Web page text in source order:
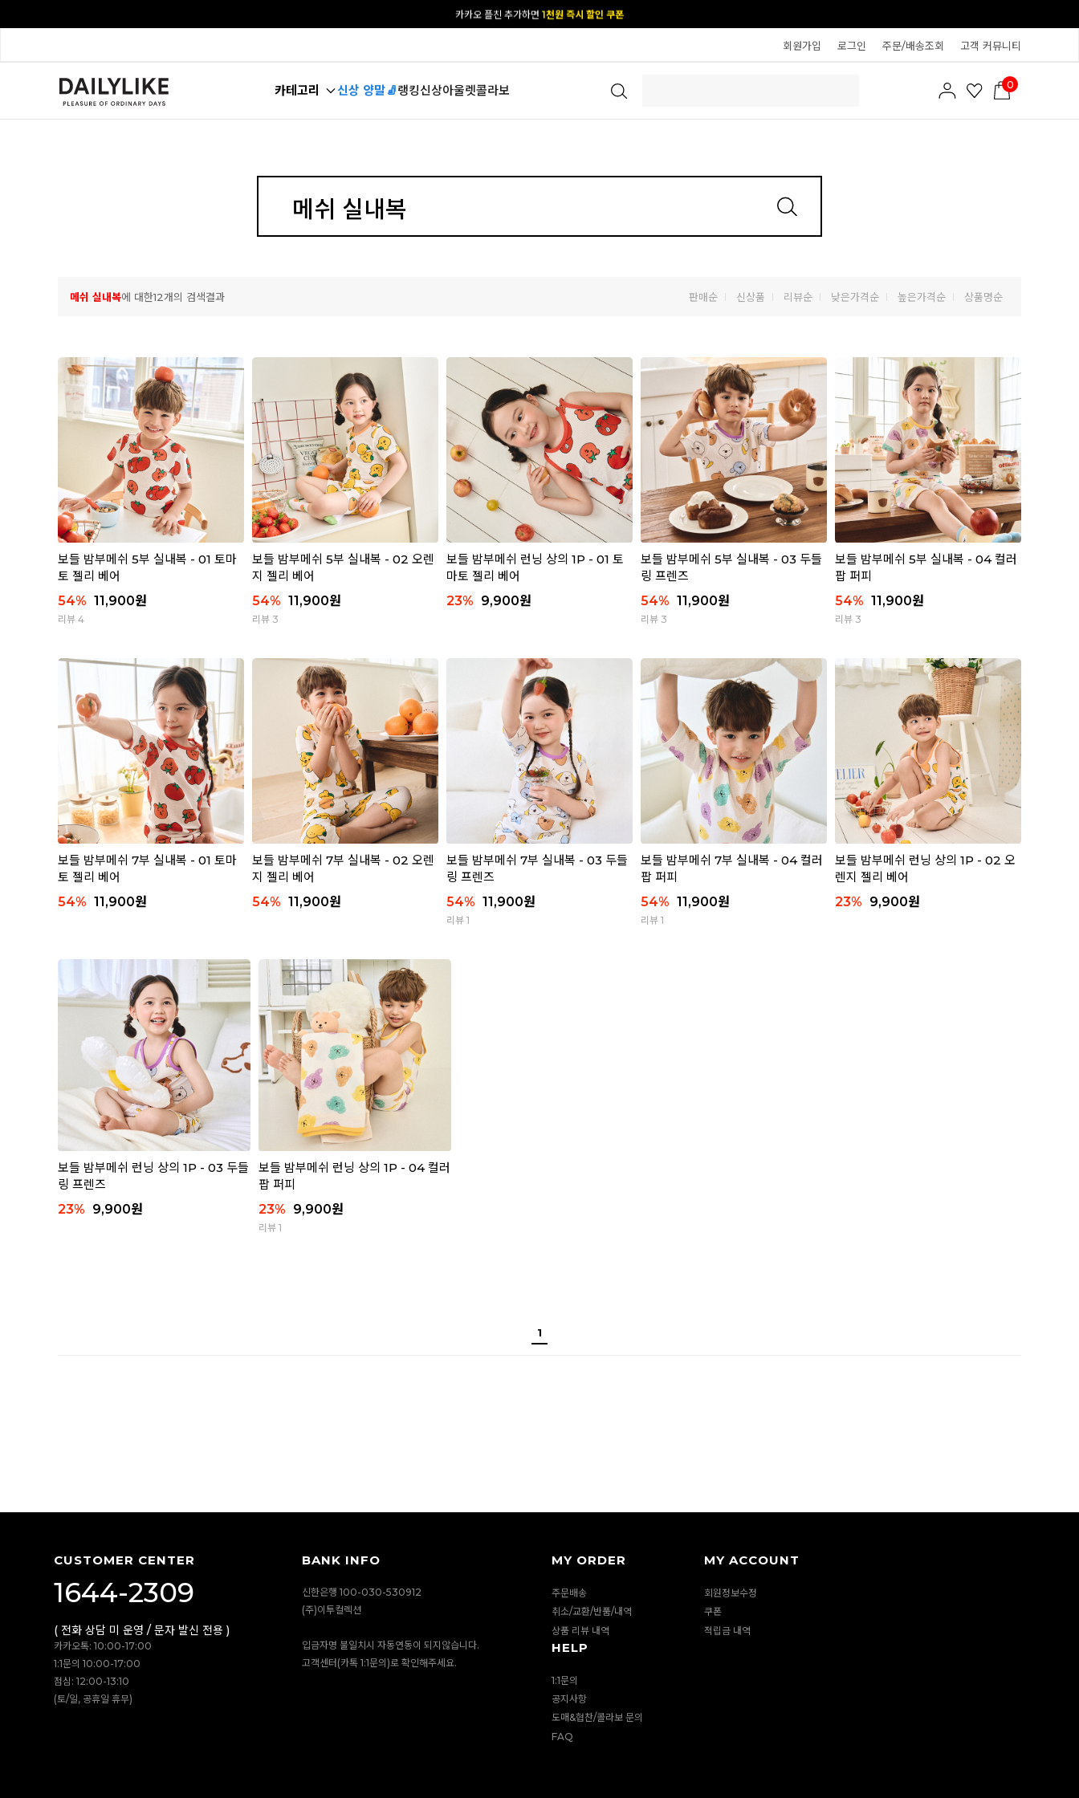
카카오 플친 추가하면 1천원 즉시 할인 쿠폰
회원가입 로그인 주문/배송조회 고객 커뮤니티
카테고리 신상 양말🧦랭킹신상아울렛콜라보 0
메쉬 실내복에 대한12개의 검색결과 판매순 신상품 리뷰순 낮은가격순 높은가격순 상품명순
보들 밤부메쉬 5부 실내복 - 01 토마
토 젤리 베어
54% 11,900원
리뷰 4
보들 밤부메쉬 5부 실내복 - 02 오렌
지 젤리 베어
54% 11,900원
리뷰 3
보들 밤부메쉬 런닝 상의 1P - 01 토
마토 젤리 베어
23% 9,900원
보들 밤부메쉬 5부 실내복 - 03 두들
링 프렌즈
54% 11,900원
리뷰 3
보들 밤부메쉬 5부 실내복 - 04 컬러
팝 퍼피
54% 11,900원
리뷰 3
보들 밤부메쉬 7부 실내복 - 01 토마
토 젤리 베어
54% 11,900원
보들 밤부메쉬 7부 실내복 - 02 오렌
지 젤리 베어
54% 11,900원
보들 밤부메쉬 7부 실내복 - 03 두들
링 프렌즈
54% 11,900원
리뷰 1
보들 밤부메쉬 7부 실내복 - 04 컬러
팝 퍼피
54% 11,900원
리뷰 1
보들 밤부메쉬 런닝 상의 1P - 02 오
렌지 젤리 베어
23% 9,900원
보들 밤부메쉬 런닝 상의 1P - 03 두들
링 프렌즈
23% 9,900원
보들 밤부메쉬 런닝 상의 1P - 04 컬러
팝 퍼피
23% 9,900원
리뷰 1
1
CUSTOMER CENTER
1644-2309
( 전화 상담 미 운영 / 문자 발신 전용 )
카카오톡: 10:00-17:00
1:1문의 10:00-17:00
점심: 12:00-13:10
(토/일, 공휴일 휴무)
BANK INFO
신한은행 100-030-530912
(주)이투컬렉션
입금자명 불일치시 자동연동이 되지않습니다.
고객센터(카톡 1:1문의)로 확인해주세요.
MY ORDER
주문배송
취소/교환/반품/내역
상품 리뷰 내역
MY ACCOUNT
회원정보수정
쿠폰
적립금 내역
HELP
1:1문의
공지사항
도매&협찬/콜라보 문의
FAQ